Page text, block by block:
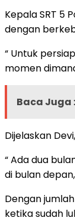
Kepala SRT 5
dengan
“ Untuk
momen
Baca Juga :
Dijelaskan
“ Ada dua
di bulan
Dengan
ketika sudah